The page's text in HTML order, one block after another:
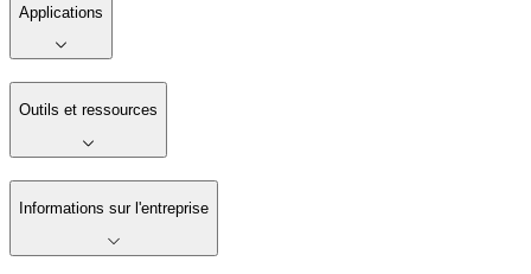
Applications
Outils et ressources
Informations sur l'entreprise